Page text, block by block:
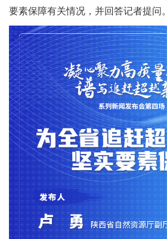
要素保障有关情况，并回答记者提问。